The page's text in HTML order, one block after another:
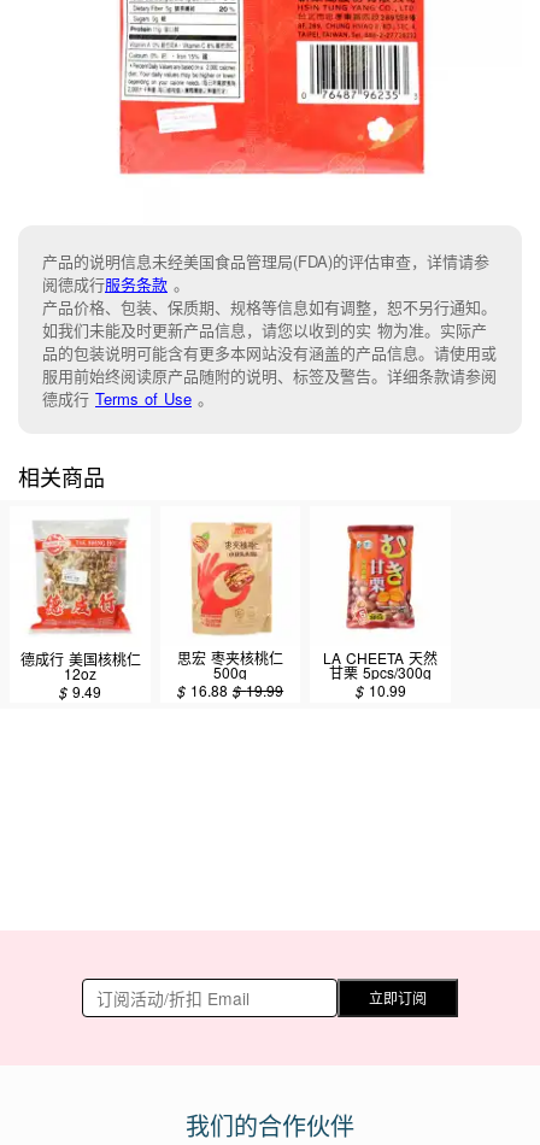
产品的说明信息未经美国食品管理局(FDA)的评估审查，详情请参
阅德成行服务条款 。
产品价格、包装、保质期、规格等信息如有调整，恕不另行通知。
如我们未能及时更新产品信息，请您以收到的实 物为准。实际产
品的包装说明可能含有更多本网站没有涵盖的产品信息。请使用或
服用前始终阅读原产品随附的说明、标签及警告。详细条款请参阅
德成行 Terms of Use 。
相关商品
德成行 美国核桃仁
12oz
$9.49
思宏 枣夹核桃仁
500g
$ 16.88 $19.99
LA CHEETA 天然
甘栗 5pcs/300g
$ 10.99
立即订阅
我们的合作伙伴